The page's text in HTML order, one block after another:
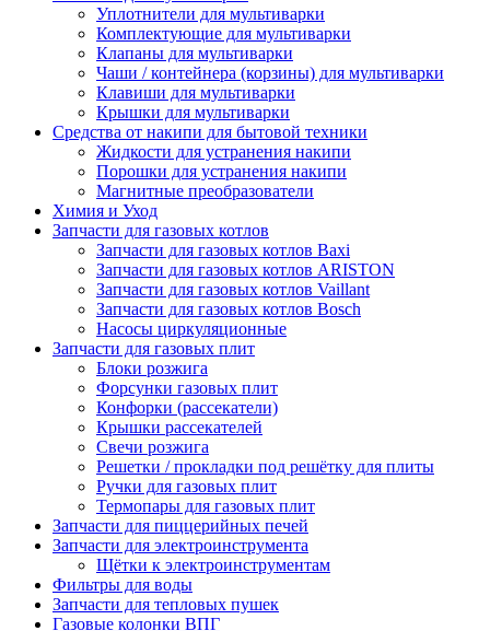
Уплотнители для мультиварки
Комплектующие для мультиварки
Клапаны для мультиварки
Чаши / контейнера (корзины) для мультиварки
Клавиши для мультиварки
Крышки для мультиварки
Средства от накипи для бытовой техники
Жидкости для устранения накипи
Порошки для устранения накипи
Магнитные преобразователи
Химия и Уход
Запчасти для газовых котлов
Запчасти для газовых котлов Baxi
Запчасти для газовых котлов ARISTON
Запчасти для газовых котлов Vaillant
Запчасти для газовых котлов Bosch
Насосы циркуляционные
Запчасти для газовых плит
Блоки розжига
Форсунки газовых плит
Конфорки (рассекатели)
Крышки рассекателей
Свечи розжига
Решетки / прокладки под решётку для плиты
Ручки для газовых плит
Термопары для газовых плит
Запчасти для пиццерийных печей
Запчасти для электроинструмента
Щётки к электроинструментам
Фильтры для воды
Запчасти для тепловых пушек
Газовые колонки ВПГ